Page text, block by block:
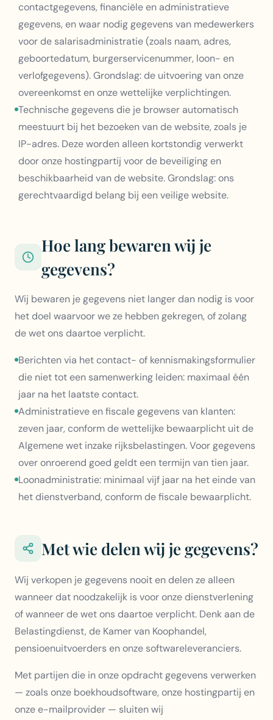
contactgegevens, financiële en administratieve
gegevens, en waar nodig gegevens van medewerkers
voor de salarisadministratie (zoals naam, adres,
geboortedatum, burgerservicenummer, loon- en
verlofgegevens). Grondslag: de uitvoering van onze
overeenkomst en onze wettelijke verplichtingen.
Technische gegevens die je browser automatisch
meestuurt bij het bezoeken van de website, zoals je
IP-adres. Deze worden alleen kortstondig verwerkt
door onze hostingpartij voor de beveiliging en
beschikbaarheid van de website. Grondslag: ons
gerechtvaardigd belang bij een veilige website.
Hoe lang bewaren wij je
gegevens?
Wij bewaren je gegevens niet langer dan nodig is voor
het doel waarvoor we ze hebben gekregen, of zolang
de wet ons daartoe verplicht.
Berichten via het contact- of kennismakingsformulier
die niet tot een samenwerking leiden: maximaal één
jaar na het laatste contact.
Administratieve en fiscale gegevens van klanten:
zeven jaar, conform de wettelijke bewaarplicht uit de
Algemene wet inzake rijksbelastingen. Voor gegevens
over onroerend goed geldt een termijn van tien jaar.
Loonadministratie: minimaal vijf jaar na het einde van
het dienstverband, conform de fiscale bewaarplicht.
Met wie delen wij je gegevens?
Wij verkopen je gegevens nooit en delen ze alleen
wanneer dat noodzakelijk is voor onze dienstverlening
of wanneer de wet ons daartoe verplicht. Denk aan de
Belastingdienst, de Kamer van Koophandel,
pensioenuitvoerders en onze softwareleveranciers.
Met partijen die in onze opdracht gegevens verwerken
— zoals onze boekhoudsoftware, onze hostingpartij en
onze e-mailprovider — sluiten wij